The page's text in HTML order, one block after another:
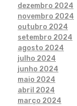
dezembro 2024
novembro 2024
outubro 2024
setembro 2024
agosto 2024
julho 2024
junho 2024
maio 2024
abril 2024
março 2024